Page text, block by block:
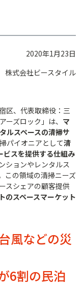
2020年1月23日
株式会社ビースタイル
区、代表取締役：三
ズロック」は、 マ
ルスペースの清掃サ
パイオニアとして清
ビスを提供する仕組み
ションやレンタルス
この領域の清掃ニーズ
スシェアの顧客提供
のスペースマーケット
風などの災
6割の民泊